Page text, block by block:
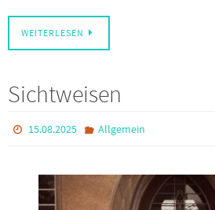
WEITERLESEN
Sichtweisen
15.08.2025 Allgemein